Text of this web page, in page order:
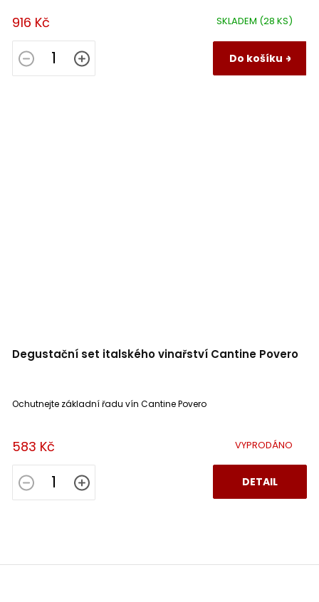
SKLADEM (28 KS)
916 Kč
Do košíku
Degustační set italského vinařství Cantine Povero
VYPRODÁNO
583 Kč
DETAIL
Ochutnejte základní řadu vín Cantine Povero
Z